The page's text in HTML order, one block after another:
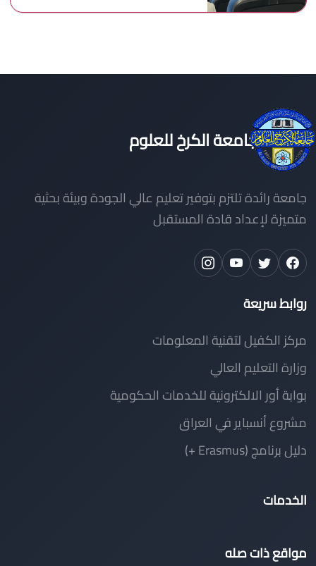
جامعة الكرخ للعلوم
جامعة رائدة تلتزم بتوفير تعليم عالي الجودة وبيئة بحثية
متميزة لإعداد قادة المستقبل
روابط سريعة
مركز الكفيل لتقنية المعلومات
وزارة التعليم العالي
بوابة أور الالكترونية للخدمات الحكومية
مشروع أنسباير في العراق
دليل برنامج (Erasmus +)
الخدمات
مواقع ذات صله